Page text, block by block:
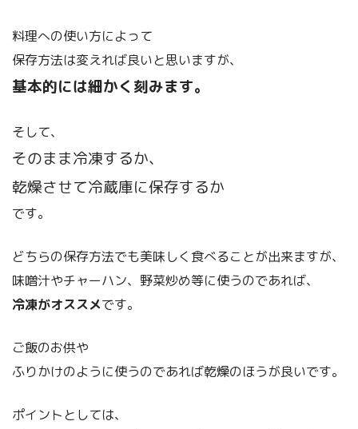
料理への使い方によって
保存方法は変えれば良いと思いますが、
基本的には細かく刻みます。
そして、
そのまま冷凍するか、
乾燥させて冷蔵庫に保存するか
です。
どちらの保存方法でも美味しく食べることが出来ますが、
味噌汁やチャーハン、野菜炒め等に使うのであれば、
冷凍がオススメです。
ご飯のお供や
ふりかけのように使うのであれば乾燥のほうが良いです。
ポイントとしては、